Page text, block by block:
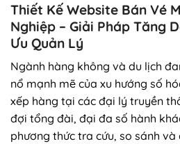
Thiết Kế Website Bán Vé
Nghiệp – Giải Pháp Tăng
Ưu Quản Lý
Ngành hàng không và du lịch
nổ mạnh mẽ của xu hướng số
xếp hàng tại các đại lý truyền
đợi tổng đài, đại đa số hành
phương thức tra cứu, so sánh